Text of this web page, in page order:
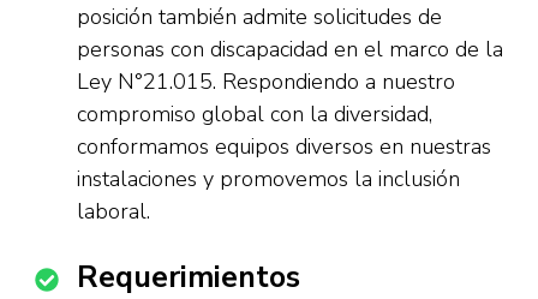
posición también admite solicitudes de
personas con discapacidad en el marco de la
Ley N°21.015. Respondiendo a nuestro
compromiso global con la diversidad,
conformamos equipos diversos en nuestras
instalaciones y promovemos la inclusión
laboral.
Requerimientos